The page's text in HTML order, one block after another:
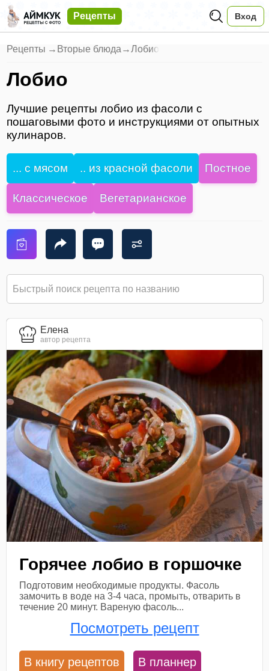
Рецепты Вход
Рецепты → Вторые блюда →Лобио
Лобио
Лучшие рецепты лобио из фасоли с
пошаговыми фото и инструкциями от опытных
кулинаров.
... с мясом .. из красной фасоли Постное
Классическое Вегетарианское
Елена
автор рецепта
Горячее лобио в горшочке
Подготовим необходимые продукты. Фасоль
замочить в воде на 3-4 часа, промыть, отварить в
течение 20 минут. Вареную фасоль...
Посмотреть рецепт
В книгу рецептов В планнер